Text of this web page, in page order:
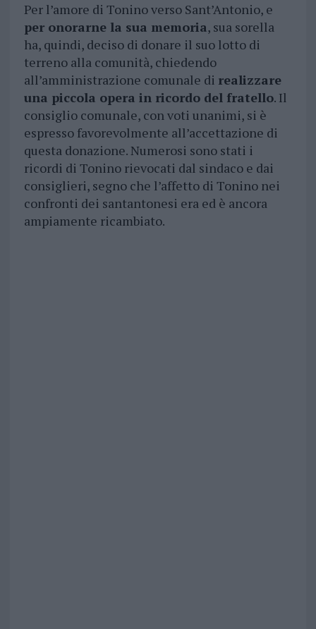
Per l’amore di Tonino verso Sant’Antonio, e
per onorarne la sua memoria, sua sorella
ha, quindi, deciso di donare il suo lotto di
terreno alla comunità, chiedendo
all’amministrazione comunale di realizzare
una piccola opera in ricordo del fratello. Il
consiglio comunale, con voti unanimi, si è
espresso favorevolmente all’accettazione di
questa donazione. Numerosi sono stati i
ricordi di Tonino rievocati dal sindaco e dai
consiglieri, segno che l’affetto di Tonino nei
confronti dei santantonesi era ed è ancora
ampiamente ricambiato.